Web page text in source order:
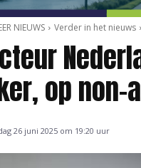
NIEUWS Verder in het nieuws
op non-
26 juni 2025 om 19:20 uur